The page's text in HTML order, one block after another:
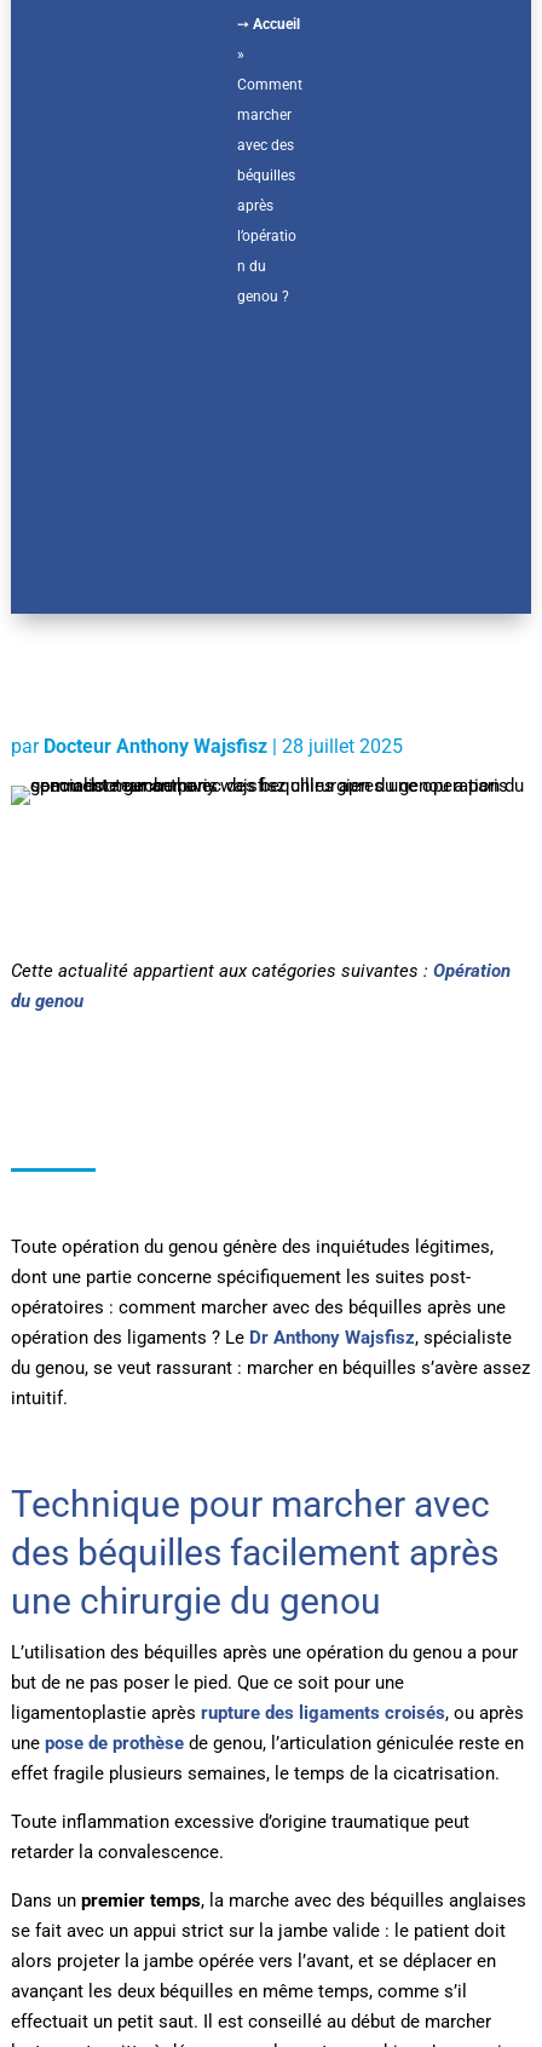
➙Accueil
»
Comment
marcher
avec des
béquilles
après
l’opératio
n du
genou ?
par Docteur Anthony Wajsfisz| 28 juillet 2025
Cette actualité appartient aux catégories suivantes : Opération
du genou
Toute opération du genou génère des inquiétudes légitimes,
dont une partie concerne spécifiquement les suites post-
opératoires : comment marcher avec des béquilles après une
opération des ligaments ? Le Dr Anthony Wajsfisz, spécialiste
du genou, se veut rassurant : marcher en béquilles s’avère assez
intuitif.
Technique pour marcher avec
des béquilles facilement après
une chirurgie du genou
L’utilisation des béquilles après une opération du genou a pour
but de ne pas poser le pied. Que ce soit pour une
ligamentoplastie après rupture des ligaments croisés, ou après
une pose de prothèsede genou, l’articulation géniculée reste en
effet fragile plusieurs semaines, le temps de la cicatrisation.
Toute inflammation excessive d’origine traumatique peut
retarder la convalescence.
Dans un premier temps, la marche avec des béquilles anglaises
se fait avec un appui strict sur la jambe valide : le patient doit
alors projeter la jambe opérée vers l’avant, et se déplacer en
avançant les deux béquilles en même temps, comme s’il
effectuait un petit saut. Il est conseillé au début de marcher